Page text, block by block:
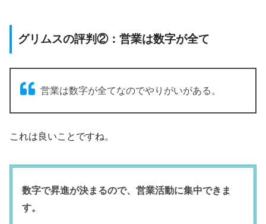
グリムスの評判②：営業は数字が全て
営業は数字が全てなのでやりがいがある。
これは良いことですね。
数字で昇進が決まるので、営業活動に集中できま
す。